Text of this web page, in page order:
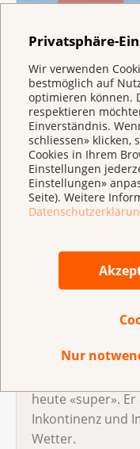
Privatsphäre-
Wir verwenden
bestmöglich auf
optimieren können.
respektieren
Einverständnis.
schliessen» klicken,
Cookies in Ihrem
Einstellungen
Einstellungen»
Seite). Weitere
Nur
Früherkennung
Früh erkannt,
behandelt
«Offenheit
heute «super».
Inkontinenz und
Wetter.